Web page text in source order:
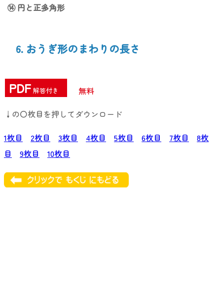
⑭ 円と正多角形
6. おうぎ形のまわりの長さ
PDF 解答付き
無料
↓の〇枚目を押してダウンロード
1枚目
2枚目 3枚目 4枚目 5枚目 6枚目 7枚目
8枚
目
9枚目 10枚目